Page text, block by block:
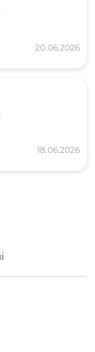
20.06.2026
18.06.2026